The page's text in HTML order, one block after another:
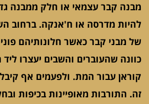
מבנה קבר עצמאי או חלק ממבנה
להיות מדרסה או ח'אנקה. ברחוב
של מבני קבר כאשר חלונותיהם
כוונה שהעוברים והשבים יעצרו ליד
קוראן עבור המת. ולפעמים אף
זה. התורבות מאופיינות בכיפות